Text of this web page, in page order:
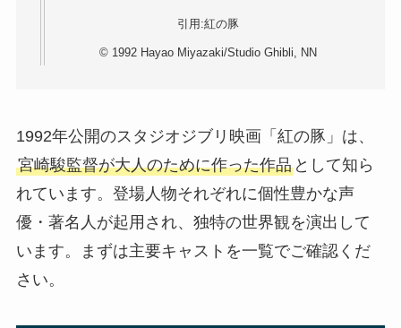
引用:紅の豚
© 1992 Hayao Miyazaki/Studio Ghibli, NN
1992年公開のスタジオジブリ映画「紅の豚」は、
宮崎駿監督が大人のために作った作品として知ら
れています。登場人物それぞれに個性豊かな声
優・著名人が起用され、独特の世界観を演出して
います。まずは主要キャストを一覧でご確認くだ
さい。